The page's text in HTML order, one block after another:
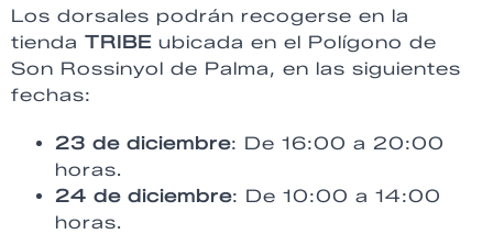
Los dorsales podrán recogerse en la
tienda TRIBE ubicada en el Polígono de
Son Rossinyol de Palma, en las siguientes
fechas:
23 de diciembre: De 16:00 a 20:00
horas.
24 de diciembre: De 10:00 a 14:00
horas.